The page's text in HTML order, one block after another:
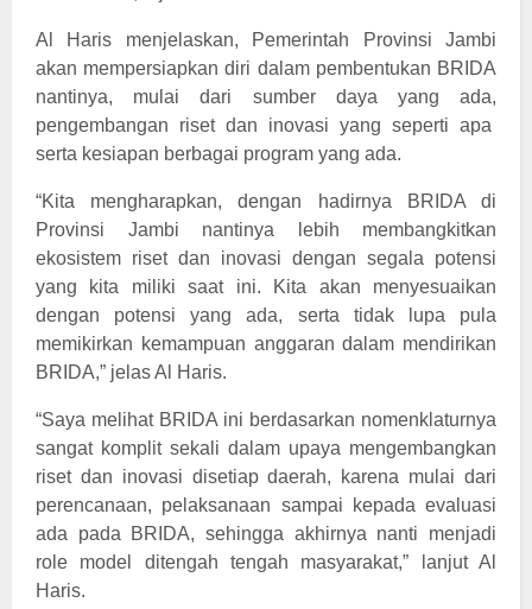
Al Haris menjelaskan, Pemerintah Provinsi Jambi
akan mempersiapkan diri dalam pembentukan BRIDA
nantinya, mulai dari sumber daya yang ada,
pengembangan riset dan inovasi yang seperti apa
serta kesiapan berbagai program yang ada.
“Kita mengharapkan, dengan hadirnya BRIDA di
Provinsi Jambi nantinya lebih membangkitkan
ekosistem riset dan inovasi dengan segala potensi
yang kita miliki saat ini. Kita akan menyesuaikan
dengan potensi yang ada, serta tidak lupa pula
memikirkan kemampuan anggaran dalam mendirikan
BRIDA,” jelas Al Haris.
“Saya melihat BRIDA ini berdasarkan nomenklaturnya
sangat komplit sekali dalam upaya mengembangkan
riset dan inovasi disetiap daerah, karena mulai dari
perencanaan, pelaksanaan sampai kepada evaluasi
ada pada BRIDA, sehingga akhirnya nanti menjadi
role model ditengah tengah masyarakat,” lanjut Al
Haris.